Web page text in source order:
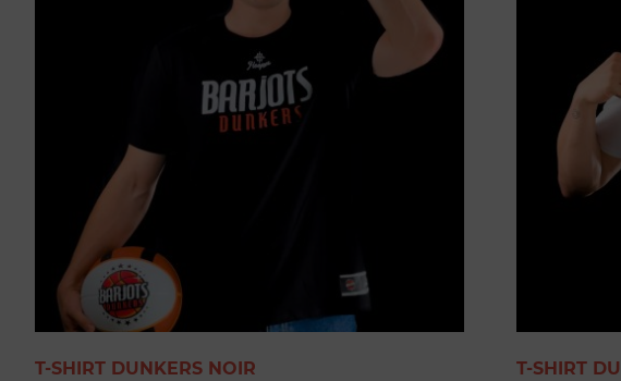
T-SHIRT DUNKERS NOIR
T-SHIRT